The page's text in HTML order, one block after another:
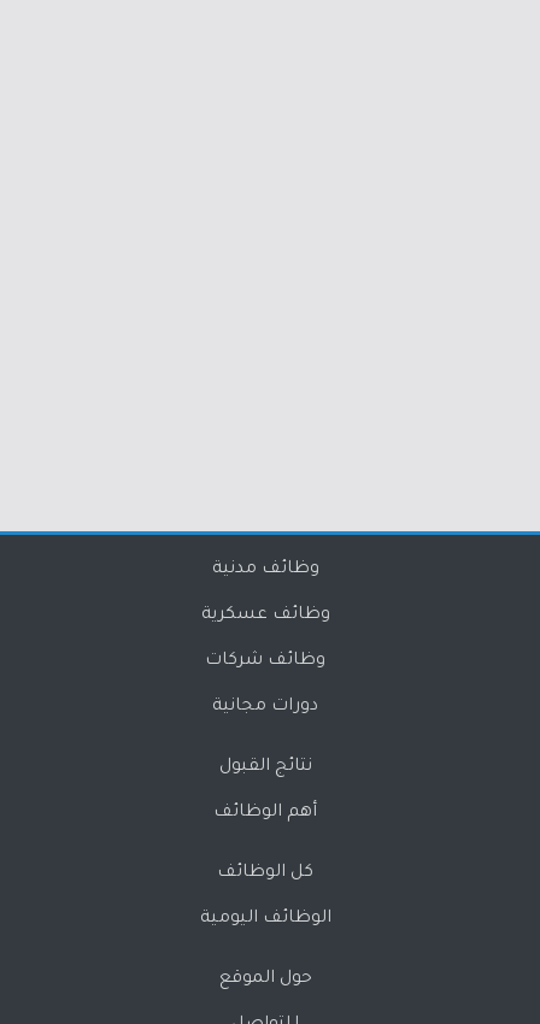
وظائف مدنية
وظائف عسكرية
وظائف شركات
دورات مجانية
نتائج القبول
أهم الوظائف
كل الوظائف
الوظائف اليومية
حول الموقع